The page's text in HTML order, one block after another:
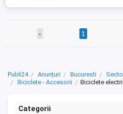
‹ 1
Publi24 Anunțuri Bucuresti
Biciclete - Accesorii
Biciclete
Categorii